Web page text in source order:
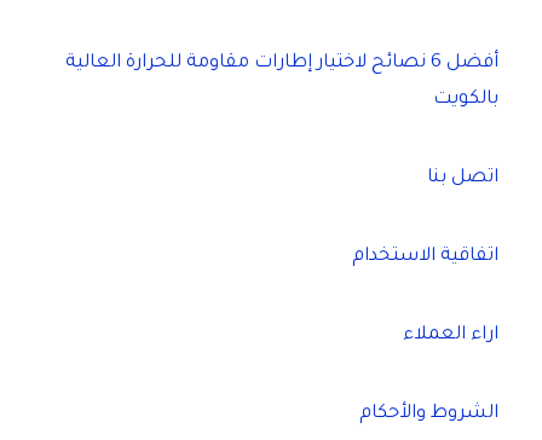
أفضل 6 نصائح لاختيار إطارات مقاومة للحرارة العالية
بالكويت
اتصل بنا
اتفاقية الاستخدام
اراء العملاء
الشروط والأحكام